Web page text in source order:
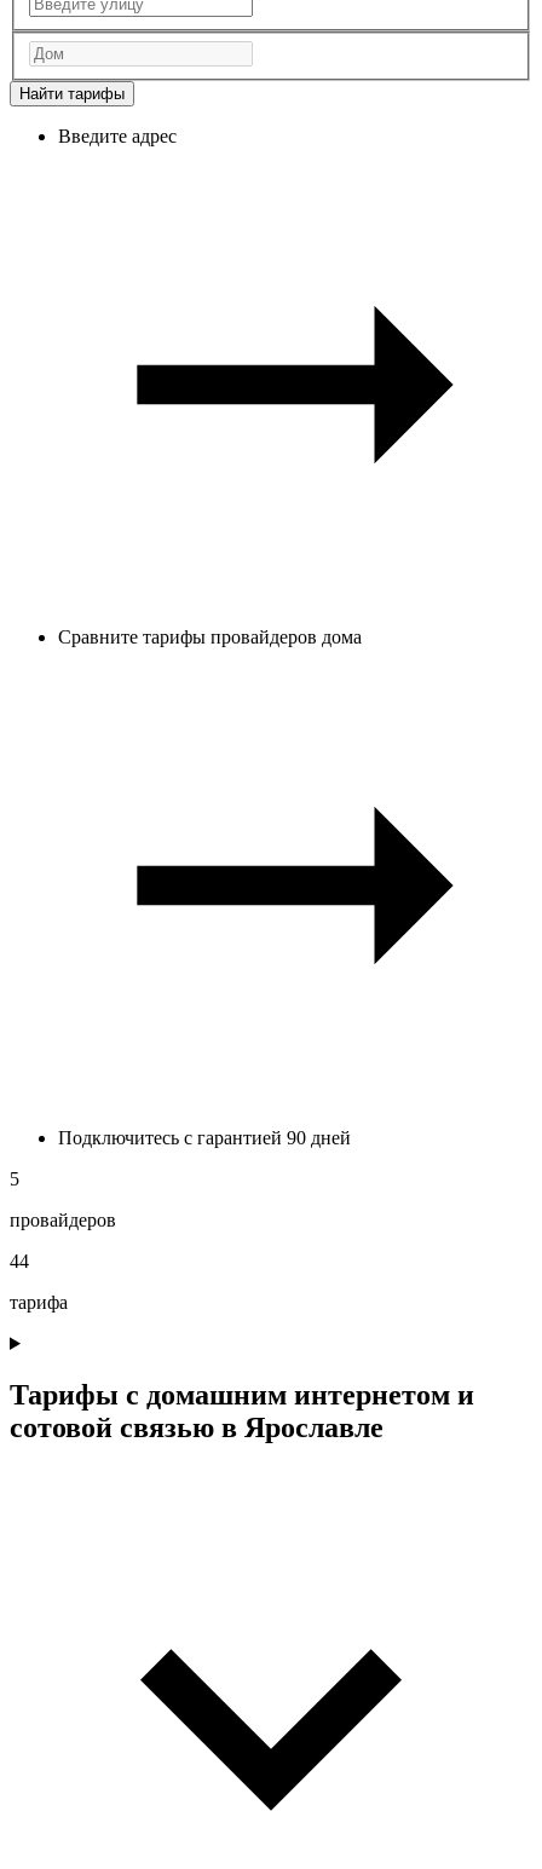
Найти тарифы
Введите адрес
Сравните тарифы провайдеров дома
Подключитесь с гарантией 90 дней
5
провайдеров
44
тарифа
Тарифы с домашним интернетом и
сотовой связью в Ярославле